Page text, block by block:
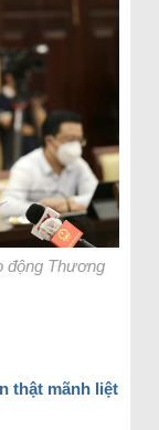
động Thương
thật mãnh liệt